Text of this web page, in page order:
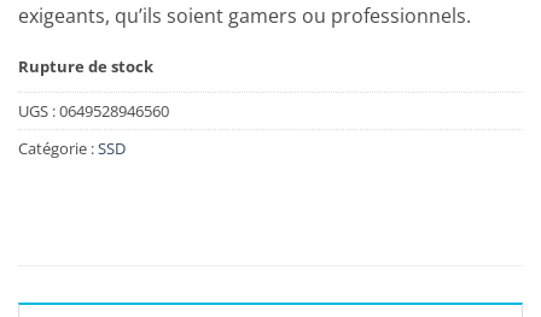
exigeants, qu’ils soient gamers ou professionnels.
Rupture de stock
UGS :0649528946560
Catégorie :SSD